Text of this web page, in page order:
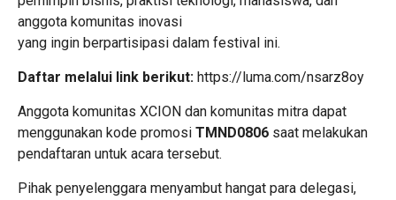
anggota komunitas inovasi
yang ingin berpartisipasi dalam festival ini.
Daftar melalui link berikut: https://luma.com/nsarz8oy
Anggota komunitas XCION dan komunitas mitra dapat
menggunakan kode promosi TMND0806 saat melakukan
pendaftaran untuk acara tersebut.
Pihak penyelenggara menyambut hangat para delegasi,